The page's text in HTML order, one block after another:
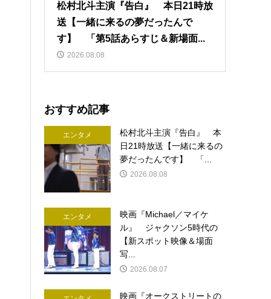
松村北斗主演『告白』 本日21時放
送【一緒に来るの夢だったんで
す】 「第5話あらすじ＆新場面...
2026.08.08
おすすめ記事
エンタメ
松村北斗主演『告白』 本
日21時放送【一緒に来るの
夢だったんです】 「...
2026.08.08
エンタメ
映画『Michael／マイケ
ル』 ジャクソン5時代の
【新スポット映像＆場面
写...
2026.08.07
映画『オークストリートの